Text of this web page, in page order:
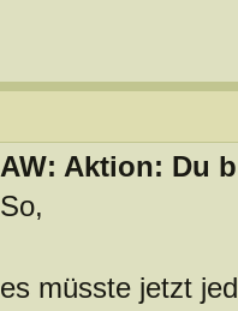
AW: Aktion: Du
So,
es müsste jetzt